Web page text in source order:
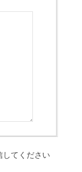
してください